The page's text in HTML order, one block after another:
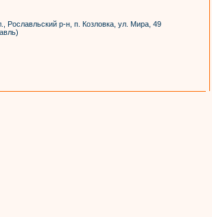
Рославльский р-н, п. Козловка, ул. Мира, 49